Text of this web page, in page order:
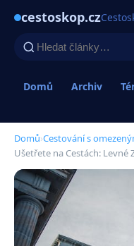
cestoskop.cz
Domů Archiv
Domů›Cestování s
Ušetřete na Cestách: